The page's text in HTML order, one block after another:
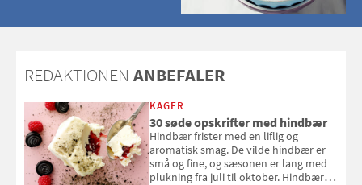
REDAKTIONEN ANBEFALER
KAGER
30 søde opskrifter med hindbær
Hindbær frister med en liflig og
aromatisk smag. De vilde hindbær er
små og fine, og sæsonen er lang med
plukning fra juli til oktober. Hindbær